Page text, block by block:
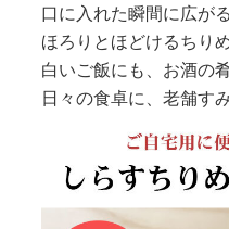
口に入れた瞬間に広が
ほろりとほどけるちり
白いご飯にも、お酒の
日々の食卓に、老舗す